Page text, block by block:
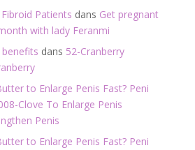
Patients dans Get pregnant
with lady Feranmi
dans 52-Cranberry
to Enlarge Penis Fast? Peni
Clove To Enlarge Penis
Penis
to Enlarge Penis Fast? Peni